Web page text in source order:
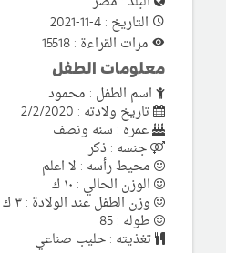
التاريخ : 4-11-2021
مرات القراءة : 15518
معلومات الطفل
اسم الطفل : محمود
تاريخ ولادته : 2/2/2020
عمره : سنه ونصف
جنسه : ذكر
محيط رأسه : لا اعلم
الوزن الحالي : ١٠ ك
وزن الطفل عند الولادة : ٣ ك
طوله : 85
تغذيته : حليب صناعي